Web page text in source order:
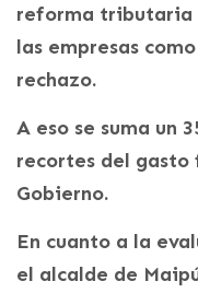
reforma tributaria
las empresas
rechazo.
A eso se suma un
recortes del gasto
Gobierno.
En cuanto a la
el alcalde de